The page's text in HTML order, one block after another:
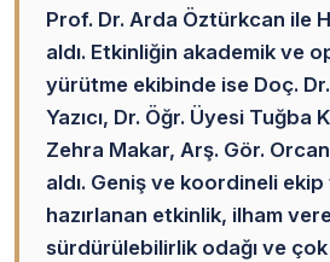
Prof. Dr. Arda Öztürkcan ile
aldı. Etkinliğin akademik ve
yürütme ekibinde ise Doç.
Yazıcı, Dr. Öğr. Üyesi Tuğba
Zehra Makar, Arş. Gör.
aldı. Geniş ve koordineli
hazırlanan etkinlik, ilham
sürdürülebilirlik odağı ve